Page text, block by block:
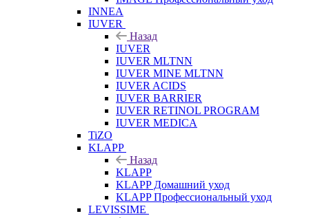
INNEA
IUVER
Назад
IUVER
IUVER MLTNN
IUVER MINE MLTNN
IUVER ACIDS
IUVER BARRIER
IUVER RETINOL PROGRAM
IUVER MEDICA
TiZO
KLAPP
Назад
KLAPP
KLAPP Домашний уход
KLAPP Профессиональный уход
LEVISSIME